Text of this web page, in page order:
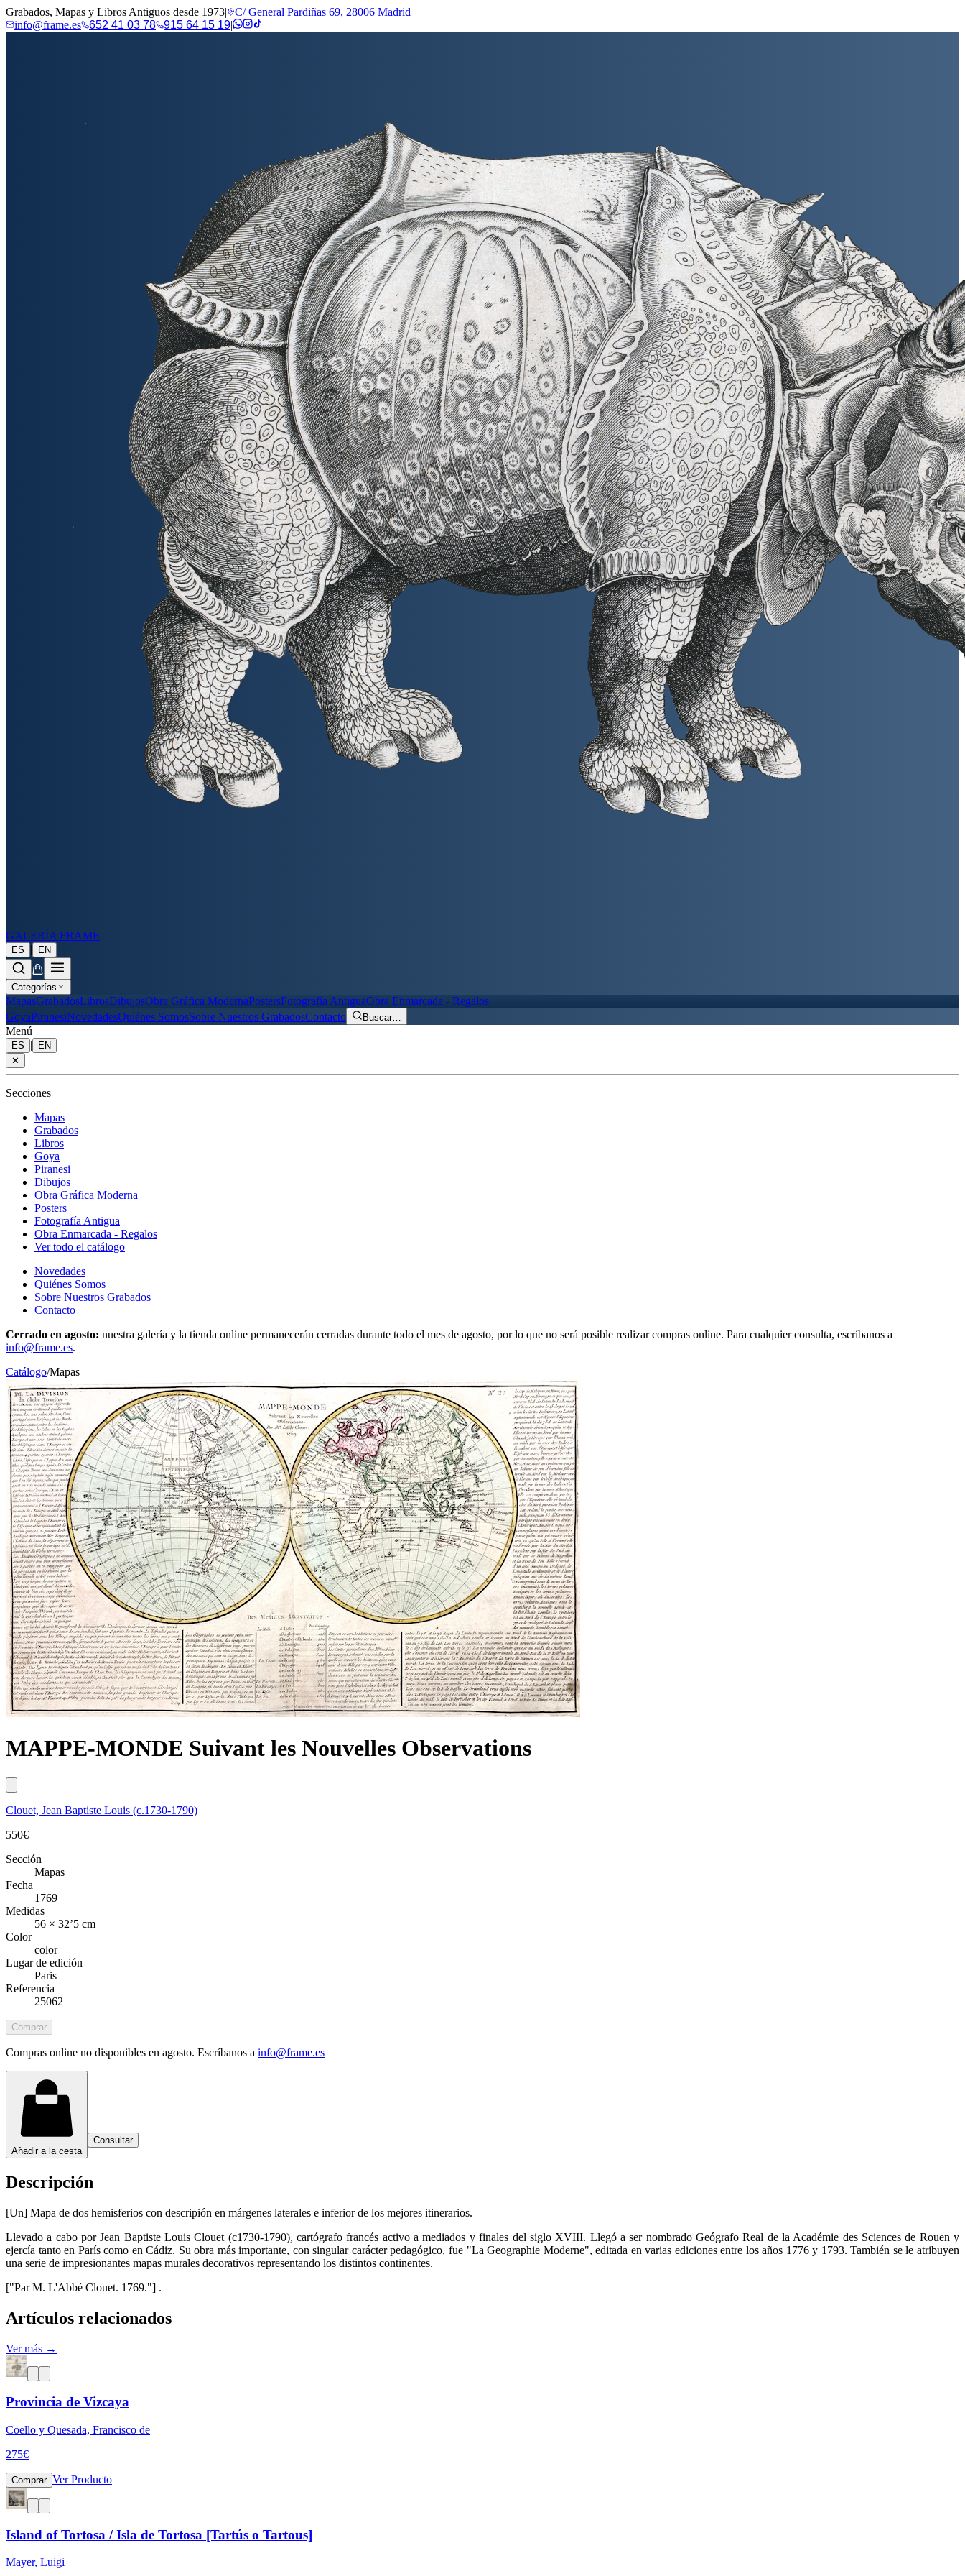
Grabados, Mapas y Libros Antiguos desde 1973|
C/ General Pardiñas 69, 28006 Madrid
info@frame.es
652 41 03 78 915 64 15 19|
GALERÍA FRAME
ES | EN
Categorías
MapasGrabadosLibrosDibujosObra Gráfica ModernaPostersFotografía AntiguaObra Enmarcada - Regalos
GoyaPiranesiNovedadesQuiénes SomosSobre Nuestros GrabadosContacto Buscar…
Menú
ES |
EN
✕
Secciones
Mapas
Grabados
Libros
Goya
Piranesi
Dibujos
Obra Gráfica Moderna
Posters
Fotografía Antigua
Obra Enmarcada - Regalos
Ver todo el catálogo
Novedades
Quiénes Somos
Sobre Nuestros Grabados
Contacto
Cerrado en agosto: nuestra galería y la tienda online permanecerán cerradas durante todo el mes de agosto, por lo que no será posible realizar compras online. Para cualquier consulta, escríbanos a
info@frame.es.
Catálogo/Mapas
MAPPE-MONDE Suivant les Nouvelles Observations
Clouet, Jean Baptiste Louis (c.1730-1790)
550€
Sección
Mapas
Fecha
1769
Medidas
56 × 32’5 cm
Color
color
Lugar de edición
Paris
Referencia
25062
Comprar
Compras online no disponibles en agosto. Escríbanos a info@frame.es
Añadir a la cesta
Consultar
Descripción
[Un] Mapa de dos hemisferios con descripión en márgenes laterales e inferior de los mejores itinerarios.
Llevado a cabo por Jean Baptiste Louis Clouet (c1730-1790), cartógrafo francés activo a mediados y finales del siglo XVIII. Llegó a ser nombrado Geógrafo Real de la Académie des Sciences de Rouen y
ejercía tanto en París como en Cádiz. Su obra más importante, con singular carácter pedagógico, fue "La Geographie Moderne", editada en varias ediciones entre los años 1776 y 1793. También se le atribuyen
una serie de impresionantes mapas murales decorativos representando los distintos continentes.
["Par M. L'Abbé Clouet. 1769."] .
Artículos relacionados
Ver más →
Provincia de Vizcaya
Coello y Quesada, Francisco de
275€
Comprar Ver Producto
Island of Tortosa / Isla de Tortosa [Tartús o Tartous]
Mayer, Luigi